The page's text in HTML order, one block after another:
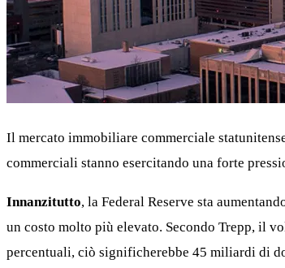
Il mercato immobiliare commerciale
commerciali stanno esercitando una forte
Innanzitutto, la Federal Reserve sta
un costo molto più elevato. Secondo Trepp, il
percentuali, ciò significherebbe 45 miliardi di